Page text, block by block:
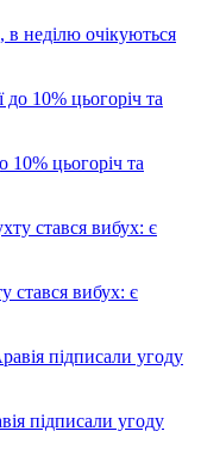
в неділю очікуються
10% цьогоріч та
стався вибух: є
підписали угоду